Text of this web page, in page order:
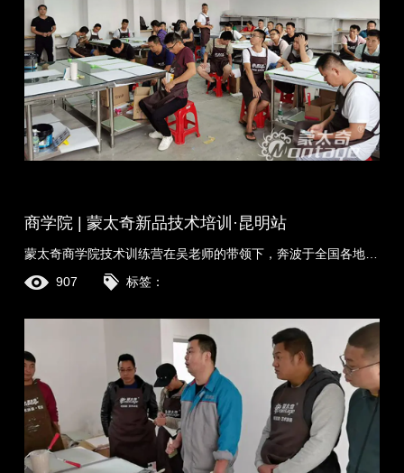
商学院 | 蒙太奇新品技术培训·昆明站
蒙太奇商学院技术训练营在吴老师的带领下，奔波于全国各地，只为给经销商及其技师搭建更便利的学习平台。 2020年虽受疫情影响，负责培训工作的商学院，面对困......
907
标签：